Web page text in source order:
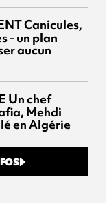
Canicules,
- un plan
aucun
Un chef
Mehdi
en Algérie